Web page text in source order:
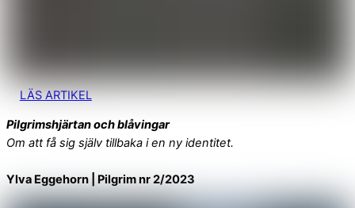
LÄS ARTIKEL
Pilgrimshjärtan och blåvingar
Om att få sig själv tillbaka i en ny identitet.
Ylva Eggehorn | Pilgrim nr 2/2023